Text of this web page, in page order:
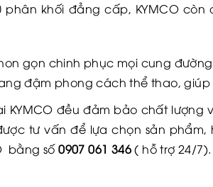
khối đẳng cấp, KYMCO
gọn chinh phục mọi cung
đậm phong cách thể thao,
KYMCO đều đảm bảo chất
tư vấn để lựa chọn sản phẩm,
bằng số0907 061 346( hỗ trợ 24/7).